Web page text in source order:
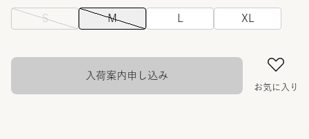
S M XL
お気に入り
入荷案内申し込み